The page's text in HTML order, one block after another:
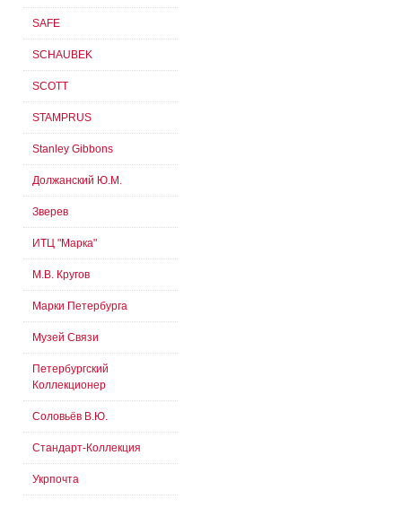
SAFE
SCHAUBEK
SCOTT
STAMPRUS
Stanley Gibbons
Должанский Ю.М.
Зверев
ИТЦ "Марка"
М.В. Кругов
Марки Петербурга
Музей Связи
Петербургский
Коллекционер
Соловьёв В.Ю.
Стандарт-Коллекция
Укрпочта